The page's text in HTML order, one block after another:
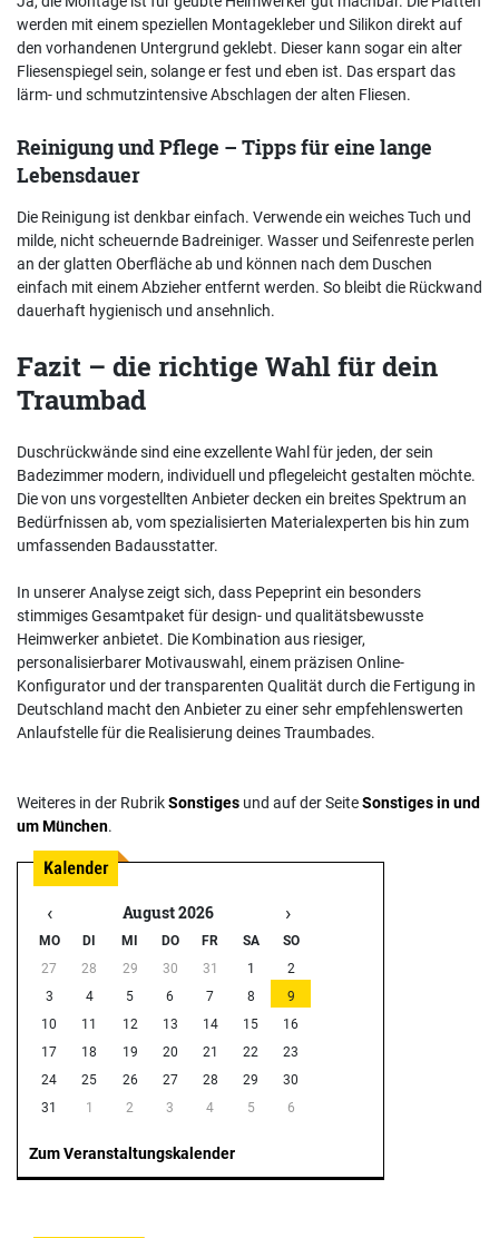
werden mit einem speziellen Montagekleber und Silikon direkt auf
den vorhandenen Untergrund geklebt. Dieser kann sogar ein alter
Fliesenspiegel sein, solange er fest und eben ist. Das erspart das
lärm- und schmutzintensive Abschlagen der alten Fliesen.
Reinigung und Pflege – Tipps für eine lange
Lebensdauer
Die Reinigung ist denkbar einfach. Verwende ein weiches Tuch und
milde, nicht scheuernde Badreiniger. Wasser und Seifenreste perlen
an der glatten Oberfläche ab und können nach dem Duschen
einfach mit einem Abzieher entfernt werden. So bleibt die Rückwand
dauerhaft hygienisch und ansehnlich.
Fazit – die richtige Wahl für dein
Traumbad
Duschrückwände sind eine exzellente Wahl für jeden, der sein
Badezimmer modern, individuell und pflegeleicht gestalten möchte.
Die von uns vorgestellten Anbieter decken ein breites Spektrum an
Bedürfnissen ab, vom spezialisierten Materialexperten bis hin zum
umfassenden Badausstatter.
In unserer Analyse zeigt sich, dass Pepeprint ein besonders
stimmiges Gesamtpaket für design- und qualitätsbewusste
Heimwerker anbietet. Die Kombination aus riesiger,
personalisierbarer Motivauswahl, einem präzisen Online-
Konfigurator und der transparenten Qualität durch die Fertigung in
Deutschland macht den Anbieter zu einer sehr empfehlenswerten
Anlaufstelle für die Realisierung deines Traumbades.
Weiteres in der RubrikSonstiges und auf der SeiteSonstiges in und
um München.
‹ August 2026 ›
MO DI MI DO FR SA
SO
27
28 29 30 31 1
2
3
4 5 6 7 8
9
10
11 12 13 14 15
16
17
18 19 20 21 22
23
24
25 26 27 28 29
30
31
1 2 3 4 5 6
Zum Veranstaltungskalender